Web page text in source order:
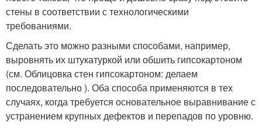
стены в соответствии с технологическими
требованиями.
Сделать это можно разными способами, например,
выровнять их штукатуркой или обшить гипсокартоном
(см. Облицовка стен гипсокартоном: делаем
последовательно ). Оба способа применяются в тех
случаях, когда требуется основательное выравнивание с
устранением крупных дефектов и перепадов по уровню.